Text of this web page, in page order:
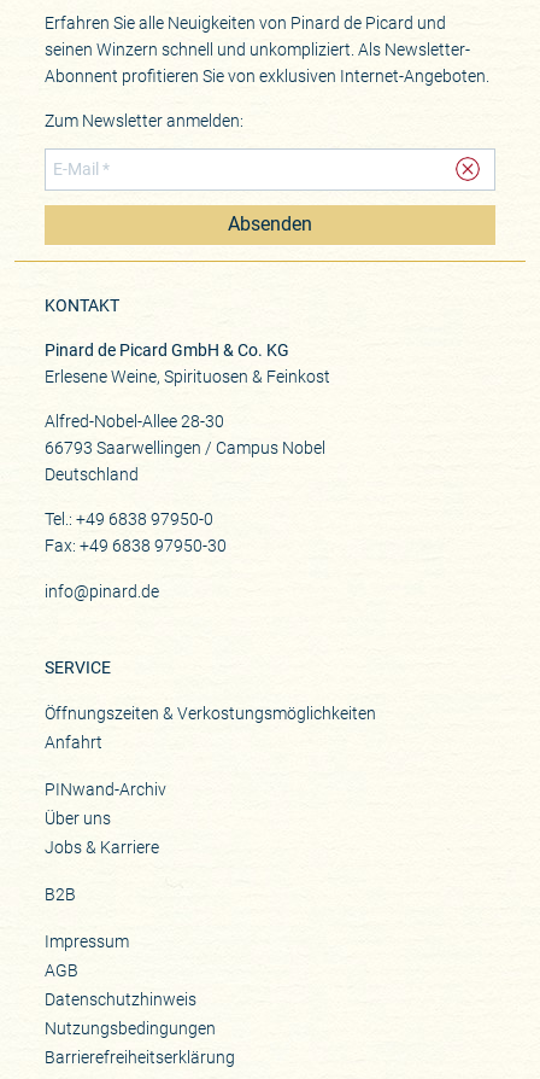
Erfahren Sie alle Neuigkeiten von Pinard de Picard und
seinen Winzern schnell und unkompliziert. Als Newsletter-
Abonnent profitieren Sie von exklusiven Internet-Angeboten.
Zum Newsletter anmelden:
Absenden
KONTAKT
Pinard de Picard GmbH & Co. KG
Erlesene Weine, Spirituosen & Feinkost
Alfred-Nobel-Allee 28-30
66793 Saarwellingen / Campus Nobel
Deutschland
Tel.: +49 6838 97950-0
Fax: +49 6838 97950-30
info@pinard.de
SERVICE
Öffnungszeiten & Verkostungsmöglichkeiten
Anfahrt
PINwand-Archiv
Über uns
Jobs & Karriere
B2B
Impressum
AGB
Datenschutzhinweis
Nutzungsbedingungen
Barrierefreiheitserklärung